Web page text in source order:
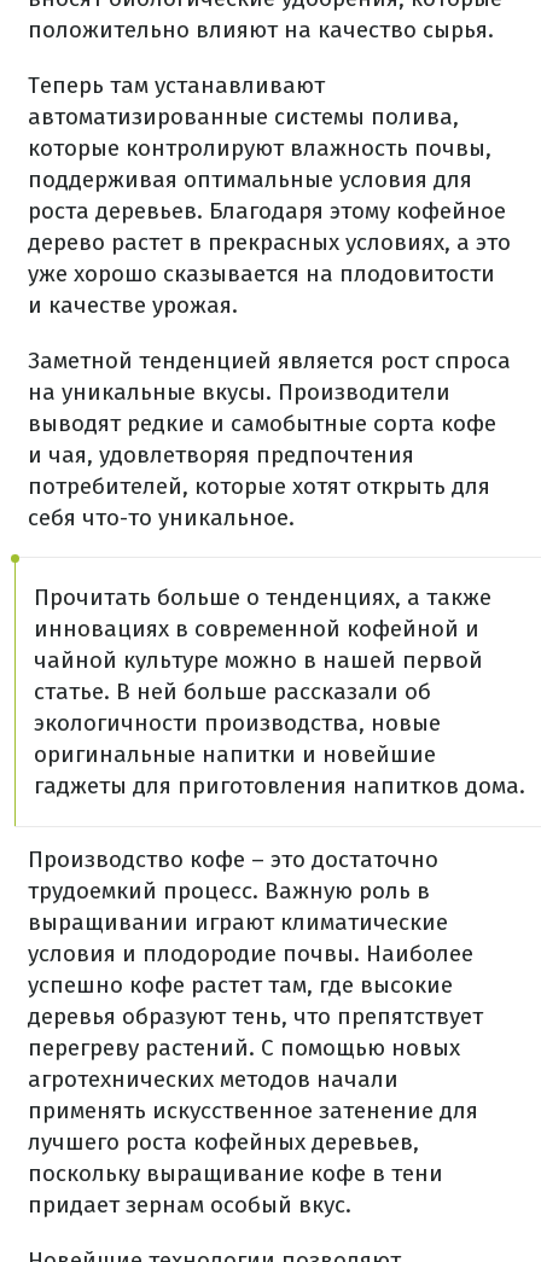
положительно влияют на качество сырья.
Теперь там устанавливают
автоматизированные системы полива,
которые контролируют влажность почвы,
поддерживая оптимальные условия для
роста деревьев. Благодаря этому кофейное
дерево растет в прекрасных условиях, а это
уже хорошо сказывается на плодовитости
и качестве урожая.
Заметной тенденцией является рост спроса
на уникальные вкусы. Производители
выводят редкие и самобытные сорта кофе
и чая, удовлетворяя предпочтения
потребителей, которые хотят открыть для
себя что-то уникальное.
Прочитать больше о тенденциях, а также
инновациях в современной кофейной и
чайной культуре можно в нашей первой
статье. В ней больше рассказали об
экологичности производства, новые
оригинальные напитки и новейшие
гаджеты для приготовления напитков дома.
Производство кофе – это достаточно
трудоемкий процесс. Важную роль в
выращивании играют климатические
условия и плодородие почвы. Наиболее
успешно кофе растет там, где высокие
деревья образуют тень, что препятствует
перегреву растений. С помощью новых
агротехнических методов начали
применять искусственное затенение для
лучшего роста кофейных деревьев,
поскольку выращивание кофе в тени
придает зернам особый вкус.